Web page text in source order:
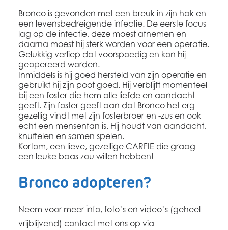
Bronco is gevonden met een breuk in zijn hak en
een levensbedreigende infectie. De eerste focus
lag op de infectie, deze moest afnemen en
daarna moest hij sterk worden voor een operatie.
Gelukkig verliep dat voorspoedig en kon hij
geopereerd worden.
Inmiddels is hij goed hersteld van zijn operatie en
gebruikt hij zijn poot goed. Hij verblijft momenteel
bij een foster die hem alle liefde en aandacht
geeft. Zijn foster geeft aan dat Bronco het erg
gezellig vindt met zijn fosterbroer en -zus en ook
echt een mensenfan is. Hij houdt van aandacht,
knuffelen en samen spelen.
Kortom, een lieve, gezellige CARFIE die graag
een leuke baas zou willen hebben!
Bronco adopteren?
Neem voor meer info, foto’s en video’s (geheel
vrijblijvend) contact met ons op via